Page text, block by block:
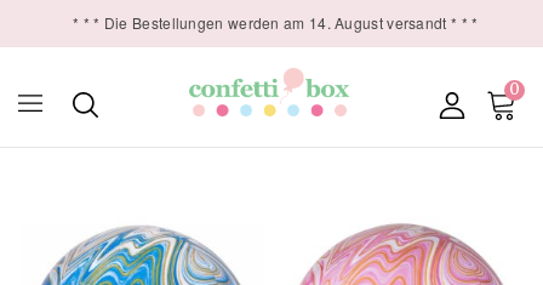
* * * Die Bestellungen werden am 14. August versandt * * *
0